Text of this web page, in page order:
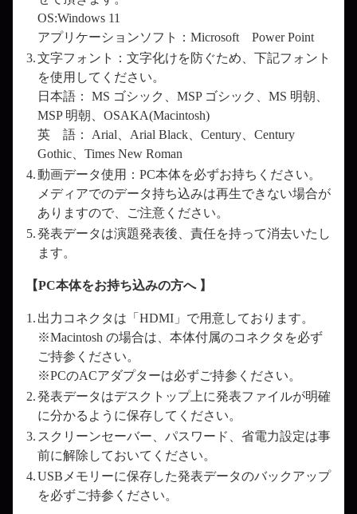
OS:Windows 11
アプリケーションソフト：Microsoft Power Point
3.文字フォント：文字化けを防ぐため、下記フォント
を使用してください。
日本語： MS ゴシック、MSP ゴシック、MS 明朝、
MSP 明朝、OSAKA(Macintosh)
英 語： Arial、Arial Black、Century、Century
Gothic、Times New Roman
4.動画データ使用：PC本体を必ずお持ちください。
メディアでのデータ持ち込みは再生できない場合が
ありますので、ご注意ください。
5.発表データは演題発表後、責任を持って消去いたし
ます。
【PC本体をお持ち込みの方へ 】
1. 出力コネクタは「HDMI」で用意しております。
※Macintosh の場合は、本体付属のコネクタを必ず
ご持参ください。
※PCのACアダプターは必ずご持参ください。
2.発表データはデスクトップ上に発表ファイルが明確
に分かるように保存してください。
3. スクリーンセーバー、パスワード、省電力設定は事
前に解除しておいてください。
4.USBメモリーに保存した発表データのバックアップ
を必ずご持参ください。